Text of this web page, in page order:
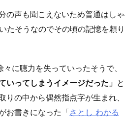
の声も聞こえないため普通はし
たそうなのでその頃の記憶を頼
に聴力を失っていったそうで、
いってしまうイメージだった」 と
の中から偶然指点字が生まれ、
お書きになった「さとし わかる